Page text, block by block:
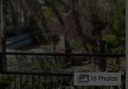
16 Photos